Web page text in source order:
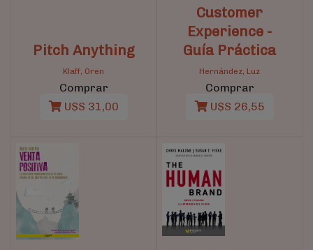
Pitch Anything
Klaff, Oren
Comprar
U$S 31,00
Customer
Experience -
Guía Práctica
Hernández, Luz
Comprar
U$S 26,55